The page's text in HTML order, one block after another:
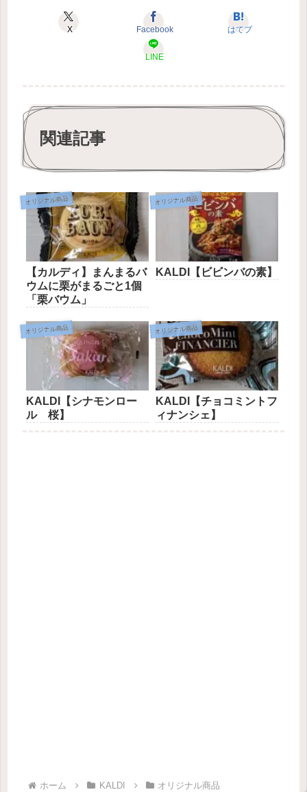
X Facebook はてブ
LINE
関連記事
オリジナル商品
【カルディ】まんまるバ
ウムに栗がまるごと1個
「栗バウム」
オリジナル商品
KALDI【ビビンバの素】
オリジナル商品
KALDI【シナモンロー
ル 桜】
オリジナル商品
KALDI【チョコミントフ
ィナンシェ】
ホーム KALDI オリジナル商品